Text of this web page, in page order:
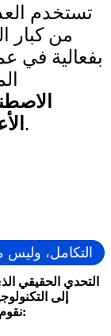
تستخدم
من كبار
بفعالية في
، وليس مجرد طبقة منعزلة.
التكامل، وليس
التحدي الحقيقي
إلى
باستمرار. وفي شركة «AI Solutions»، نقوم بما يلي: